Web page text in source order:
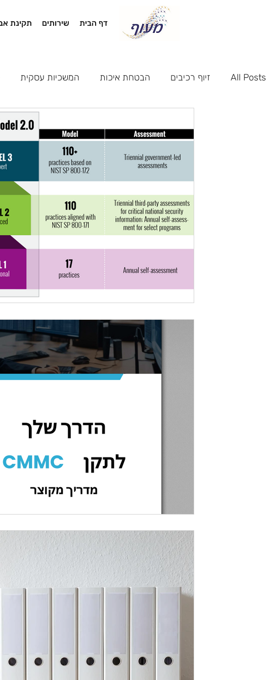
דף הבית שירותים תקינת
All Posts זיוף רכיבים הבטחת איכות המשכיות עסקית
רמות ההסמכה ב-CMMC
רמות ההסמכה השונות הן הרמות המגדירות מה
הארגון לענות בהתאם לסוג הידע שהוא נדרש להגן.
התקן היו 5...
סייבר
חוברת היכרות עם תקן ה-CMMC
סייבר
הדרך שלך לאבטחת פעילות
ההגנה...
סייבר